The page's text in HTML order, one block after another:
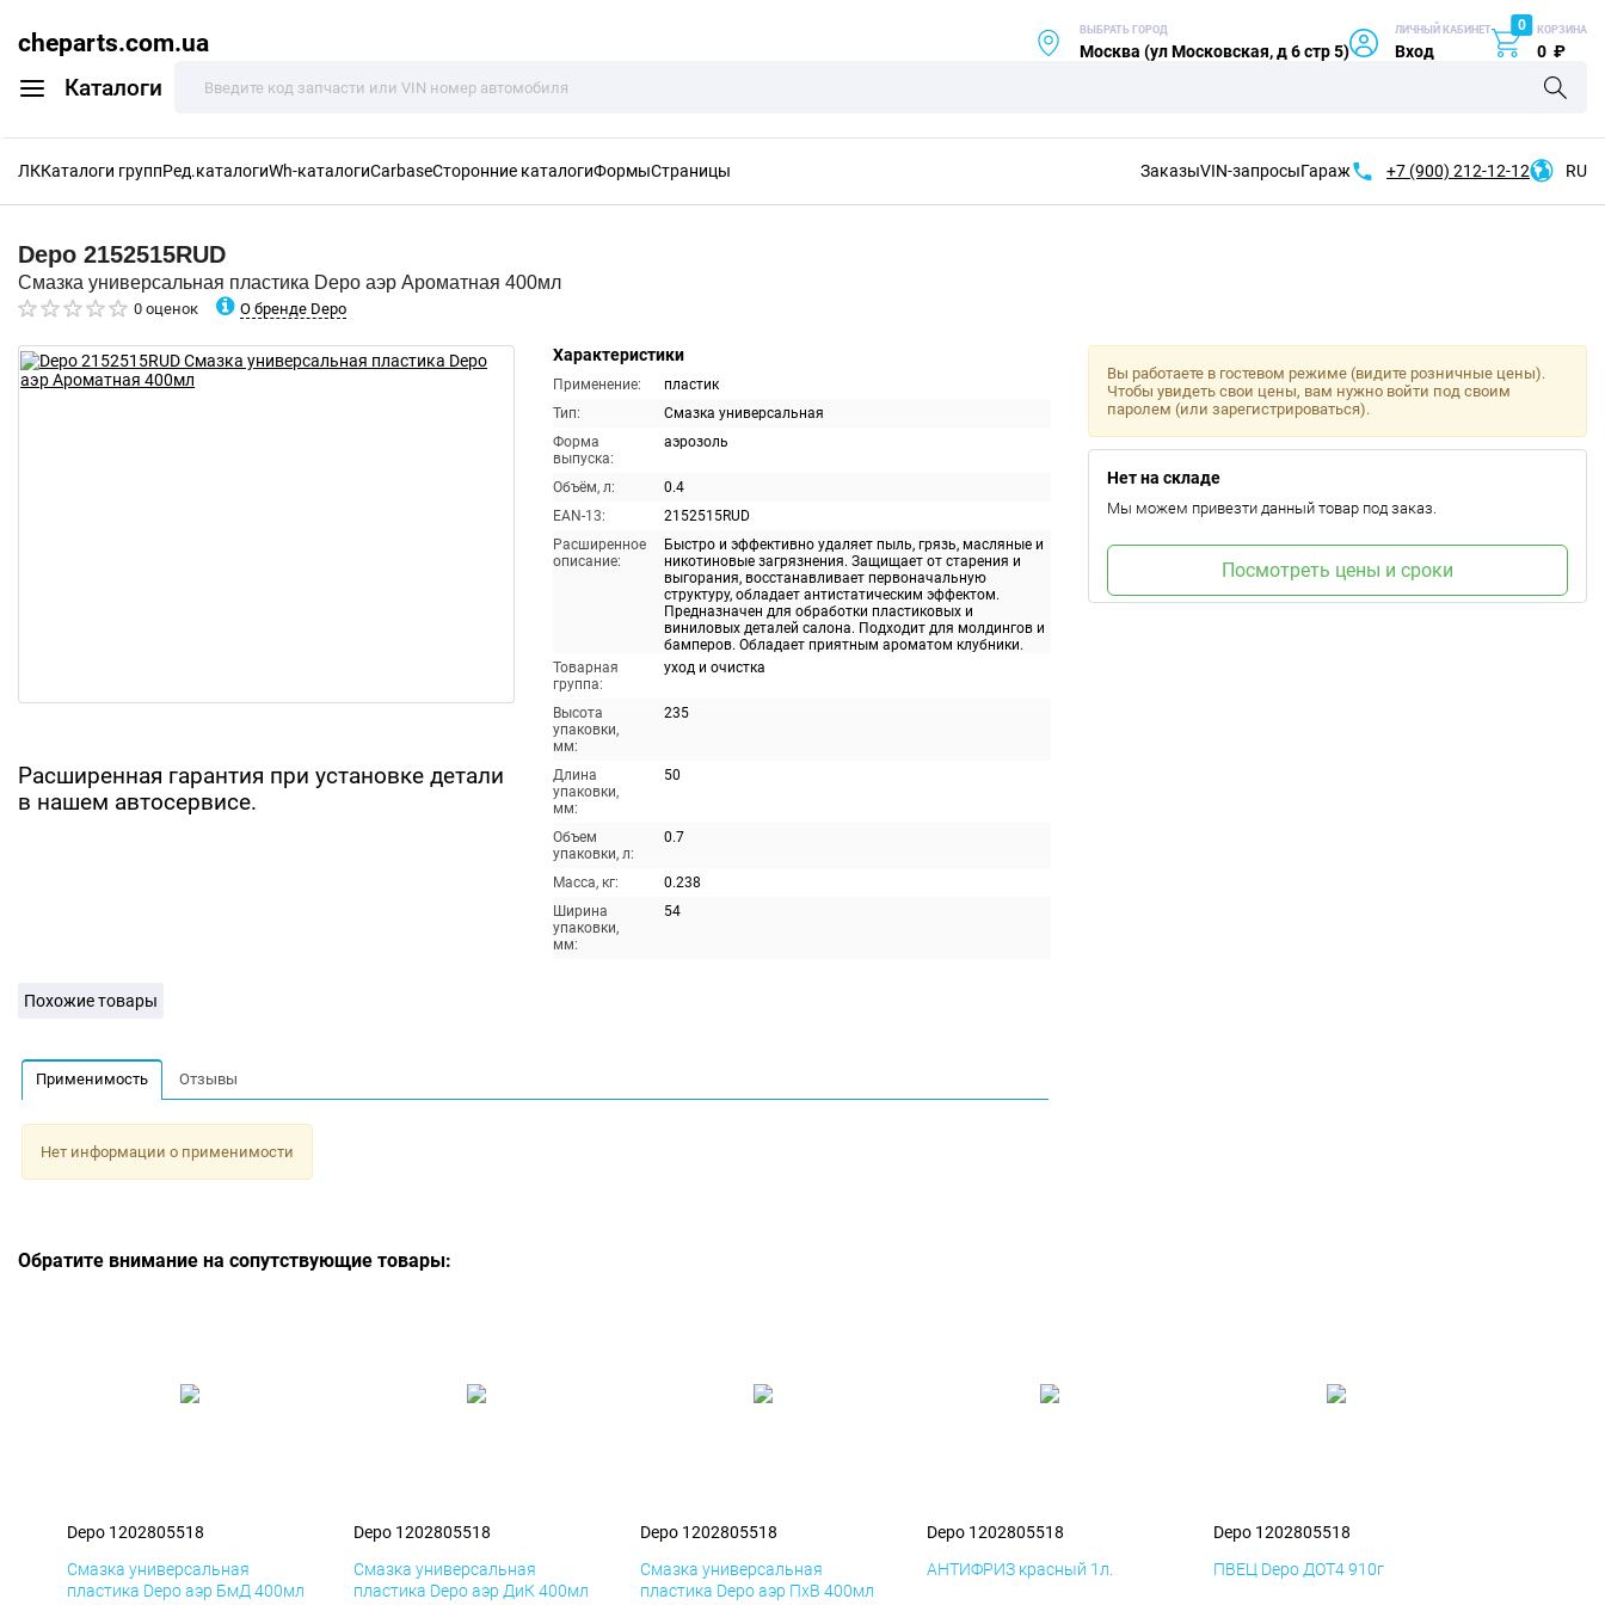
cheparts.com.ua
Каталоги
ВЫБРАТЬ ГОРОД
Москва (ул Московская, д 6 стр 5)
ЛИЧНЫЙ КАБИНЕТ
Вход
0 КОРЗИНА
0 ₽
ЛККаталоги группРед.каталогиWh-каталогиCarbaseСторонние каталогиФормыСтраницы ЗаказыVIN-запросыГараж +7 (900) 212-12-12 RU
Depo 2152515RUD
Смазка универсальная пластика Depo аэр Ароматная 400мл
0 оценок О бренде Depo
Расширенная гарантия при установке детали
в нашем автосервисе.
Характеристики
Применение:
пластик
Тип:
Смазка универсальная
Форма
выпуска:
аэрозоль
Объём, л:
0.4
EAN-13:
2152515RUD
Расширенное
описание:
Быстро и эффективно удаляет пыль, грязь, масляные и
никотиновые загрязнения. Защищает от старения и
выгорания, восстанавливает первоначальную
структуру, обладает антистатическим эффектом.
Предназначен для обработки пластиковых и
виниловых деталей салона. Подходит для молдингов и
бамперов. Обладает приятным ароматом клубники.
Товарная
группа:
уход и очистка
Высота
упаковки,
мм:
235
Длина
упаковки,
мм:
50
Объем
упаковки, л:
0.7
Масса, кг:
0.238
Ширина
упаковки,
мм:
54
Вы работаете в гостевом режиме (видите розничные цены).
Чтобы увидеть свои цены, вам нужно войти под своим
паролем (или зарегистрироваться).
Нет на складе
Мы можем привезти данный товар под заказ.
Посмотреть цены и сроки
Похожие товары
Применимость Отзывы
Нет информации о применимости
Обратите внимание на сопутствующие товары:
Depo 1202805518
Смазка универсальная
пластика Depo аэр БмД 400мл
Depo 1202805518
Смазка универсальная
пластика Depo аэр ДиК 400мл
Depo 1202805518
Смазка универсальная
пластика Depo аэр ПхВ 400мл
Depo 1202805518
АНТИФРИЗ красный 1л.
Depo 1202805518
ПВЕЦ Depo ДОТ4 910г